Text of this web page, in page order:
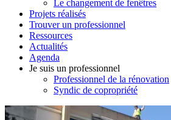
Le changement de fenêtres
Projets réalisés
Trouver un professionnel
Ressources
Actualités
Agenda
Je suis un professionnel
Professionnel de la rénovation
Syndic de copropriété